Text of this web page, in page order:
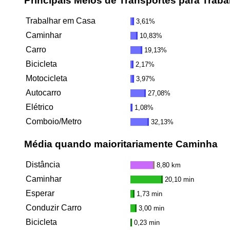
Trabalhar em Casa 3,61%
Caminhar 10,83%
Carro 19,13%
Bicicleta 2,17%
Motocicleta 3,97%
Autocarro 27,08%
Elétrico 1,08%
Comboio/Metro 32,13%
Média quando maioritariamente Caminha
Distância 8,80 km
Caminhar 20,10 min
Esperar 1,73 min
Conduzir Carro 3,00 min
Bicicleta 0,23 min